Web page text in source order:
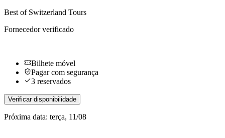
Best of Switzerland Tours
Fornecedor verificado
Bilhete móvel
Pagar com segurança
3 reservados
Verificar disponibilidade
Próxima data: terça, 11/08